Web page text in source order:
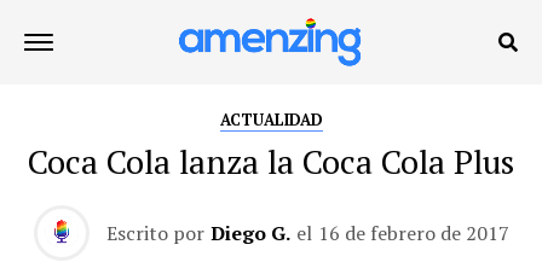
ACTUALIDAD
Coca Cola lanza la Coca Cola Plus
Escrito por Diego G. el 16 de febrero de 2017